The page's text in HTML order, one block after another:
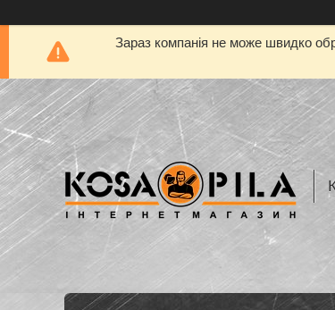
Зараз компанія не може швидко